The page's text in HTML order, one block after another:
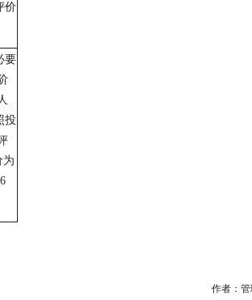
价
要
投
为
作者：